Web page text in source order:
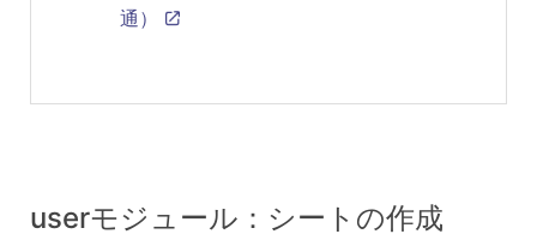
通）
userモジュール：シートの作成